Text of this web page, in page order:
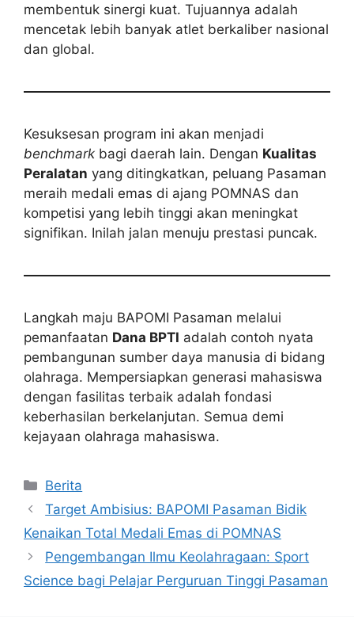
membentuk sinergi kuat. Tujuannya adalah
mencetak lebih banyak atlet berkaliber nasional
dan global.
Kesuksesan program ini akan menjadi
benchmark bagi daerah lain. Dengan Kualitas
Peralatan yang ditingkatkan, peluang Pasaman
meraih medali emas di ajang POMNAS dan
kompetisi yang lebih tinggi akan meningkat
signifikan. Inilah jalan menuju prestasi puncak.
Langkah maju BAPOMI Pasaman melalui
pemanfaatan Dana BPTI adalah contoh nyata
pembangunan sumber daya manusia di bidang
olahraga. Mempersiapkan generasi mahasiswa
dengan fasilitas terbaik adalah fondasi
keberhasilan berkelanjutan. Semua demi
kejayaan olahraga mahasiswa.
Kategori
Berita
Target Ambisius: BAPOMI Pasaman Bidik
Kenaikan Total Medali Emas di POMNAS
Pengembangan Ilmu Keolahragaan: Sport
Science bagi Pelajar Perguruan Tinggi Pasaman